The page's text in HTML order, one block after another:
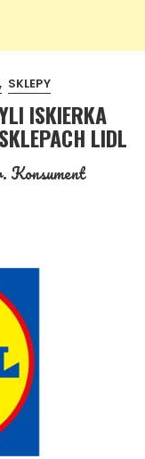
SKLEPY
ISKIERKA
LIDL
Konsument